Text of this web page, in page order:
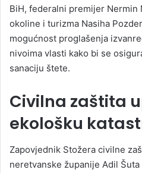
BiH, federalni premijer
okoline i turizma Nasiha
mogućnost proglašenja
nivoima vlasti kako bi se
sanaciju štete.
Civilna zaštita
ekološku
Zapovjednik Stožera civilne
neretvanske županije Adil